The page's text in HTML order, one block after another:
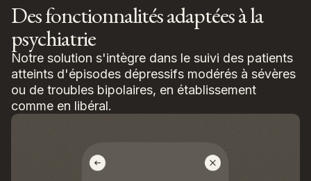
en temps réel.
Accès à des contenus
psycho-éducatifs
comprendre et gérer
leur état.
Des fonctionnalités adaptées à la
psychiatrie
Notre solution s'intègre dans le suivi des patients
atteints d'épisodes dépressifs modérés à sévères
ou de troubles bipolaires, en établissement
comme en libéral.